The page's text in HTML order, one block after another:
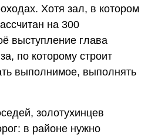
Хотя зал, в котором
на 300
выступление глава
по которому строит
выполнимое, выполнять
золотухинцев
в районе нужно